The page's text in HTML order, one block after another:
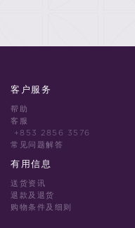
客户服务
帮助
客服
+853 2856 3576
常见问题解答
有用信息
送货资讯
退款及退货
购物条件及细则